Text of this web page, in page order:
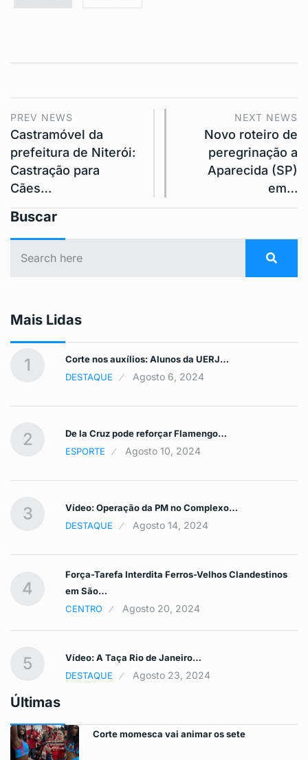
PREV NEWS
Castramóvel da
prefeitura de Niterói:
Castração para
Cães…
NEXT NEWS
Novo roteiro de
peregrinação a
Aparecida (SP)
em…
Buscar
Mais Lidas
1
Corte nos auxílios: Alunos da UERJ…
DESTAQUE
Agosto 6, 2024
2
De la Cruz pode reforçar Flamengo…
ESPORTE
Agosto 10, 2024
3
Vídeo: Operação da PM no Complexo…
DESTAQUE
Agosto 14, 2024
4
Força-Tarefa Interdita Ferros-Velhos Clandestinos
em São…
CENTRO
Agosto 20, 2024
5
Vídeo: A Taça Rio de Janeiro…
DESTAQUE
Agosto 23, 2024
Últimas
Corte momesca vai animar os sete